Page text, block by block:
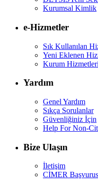
Kurumsal Kimlik
e-Hizmetler
Sık Kullanılan
Yeni Eklenen
Kurum Hizmetleri
Yardım
Genel Yardım
Sıkça Sorulanlar
Güvenliğiniz İçin
Help For Non-
Bize Ulaşın
İletişim
CİMER